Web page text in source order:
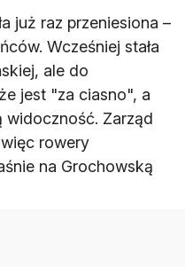
już raz przeniesiona –
Wcześniej stała
ale do
jest "za ciasno", a
widoczność. Zarząd
rowery
na Grochowską